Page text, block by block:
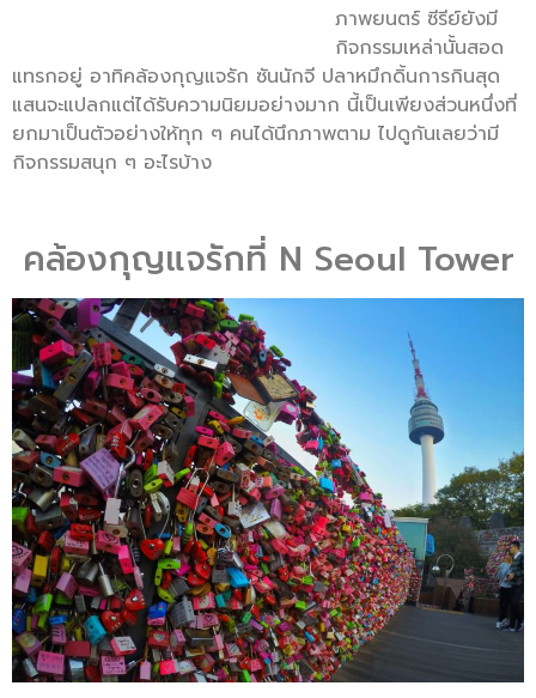
ภาพยนตร์ ซีรีย์ยังมี
กิจกรรมเหล่านั้นสอด
แทรกอยู่ อาทิคล้องกุญแจรัก ซันนักจี ปลาหมึกดิ้นการกินสุด
แสนจะแปลกแต่ได้รับความนิยมอย่างมาก นี้เป็นเพียงส่วนหนึ่งที่
ยกมาเป็นตัวอย่างให้ทุก ๆ คนได้นึกภาพตาม ไปดูกันเลยว่ามี
กิจกรรมสนุก ๆ อะไรบ้าง
คล้องกุญแจรักที่ N Seoul Tower